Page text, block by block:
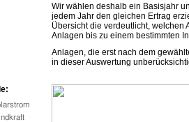
Wir wählen deshalb ein Basisjahr
jedem Jahr den gleichen Ertrag
Übersicht die verdeutlicht, welchen
Anlagen bis zu einem bestimmten
Anlagen, die erst nach dem
in dieser Auswertung